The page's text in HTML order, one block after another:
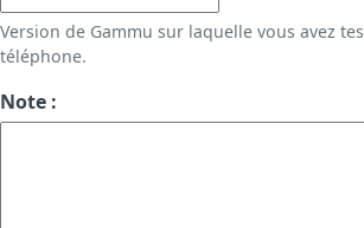
Version de Gammu sur laquelle vous avez
téléphone.
Note :